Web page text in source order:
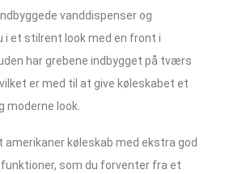
vanddispenser og
i et stilrent look med en front i
har grebene indbygget på tværs
er med til at give køleskabet et
moderne look.
køleskab med ekstra god
funktioner, som du forventer fra et